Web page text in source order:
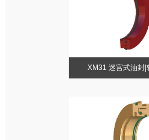
XM31 迷宫式油封|